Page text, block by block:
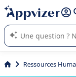
répondre (plusieurs
L'IA de Appvizer
logiciel SaaS en
Ressources